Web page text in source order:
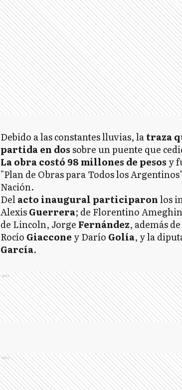
Debido a las constantes lluvias, latraza
partida en dossobre un puente que
La obra costó 98 millones de pesos y
"Plan de Obras para Todos los
Nación.
Delacto inaugural participaronlos
AlexisGuerrera; de Florentino
de Lincoln, Jorge Fernández, además
Rocío Giaccone y Darío Golía, y la
García.
Ads
Ads